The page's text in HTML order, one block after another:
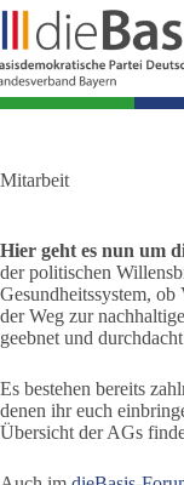
Zum
Inhalt
springen
Mitarbeit
Hier geht es nun um
der politischen
Gesundheitssystem,
der Weg zur
geebnet und
Es bestehen bereits
denen ihr euch
Übersicht der AGs